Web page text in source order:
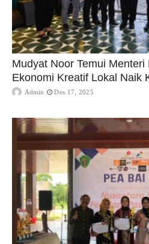
Mudyat Noor Temui Menteri
Ekonomi Kreatif Lokal Naik
Admin Des 17, 2025